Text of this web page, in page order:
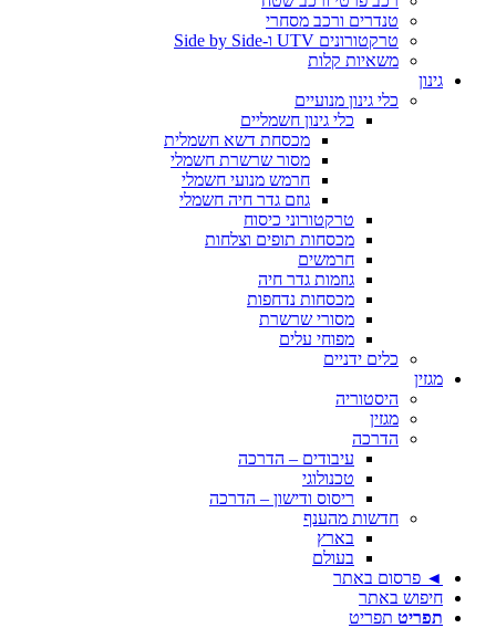
טנדרים ורכב מסחרי
טרקטורונים UTV ו-Side by Side
משאיות קלות
גינון
כלי גינון מנועיים
כלי גינון חשמליים
מכסחת דשא חשמלית
מסור שרשרת חשמלי
חרמש מנועי חשמלי
גוזם גדר חיה חשמלי
טרקטורוני כיסוח
מכסחות תופים וצלחות
חרמשים
גוזמות גדר חיה
מכסחות נדחפות
מסורי שרשרת
מפוחי עלים
כלים ידניים
מגזין
היסטוריה
מגזין
הדרכה
עיבודים – הדרכה
טכנולוגי
ריסוס ודישון – הדרכה
חדשות מהענף
בארץ
בעולם
◄ פרסום באתר
חיפוש באתר
תפריט תפריט